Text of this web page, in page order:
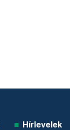
Hírlevelek